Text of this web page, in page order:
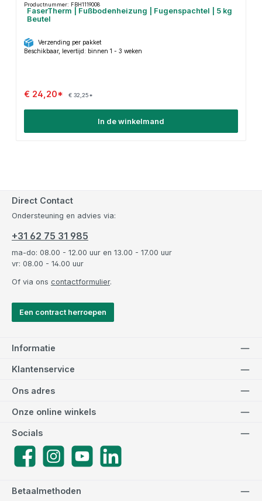
Productnummer: FBH1119008
FaserTherm | Fußbodenheizung | Fugenspachtel | 5 kg
Beutel
Verzending per pakket
Beschikbaar, levertijd: binnen 1 - 3 weken
€ 24,20* € 32,25*
In de winkelmand
Direct Contact
Ondersteuning en advies via:
+31 62 75 31 985
ma-do: 08.00 - 12.00 uur en 13.00 - 17.00 uur
vr: 08.00 - 14.00 uur
Of via ons contactformulier.
Een contract herroepen
Informatie
Klantenservice
Betaalmethoden
Ons adres
Socials
FacebookInstagramYouTube
Onze online winkels